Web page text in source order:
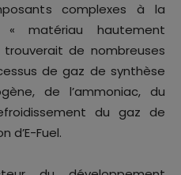
complexes à la
matériau hautement
de nombreuses
de gaz de synthèse
de l’ammoniac, du
du gaz de
d’E-Fuel.